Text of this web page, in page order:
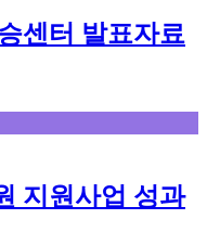
센터 발표자료
지원사업 성과